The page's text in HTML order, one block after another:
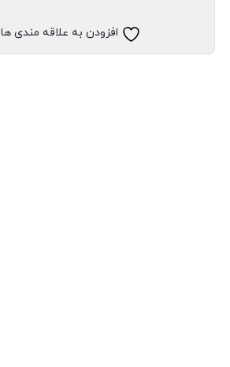
افزودن به علاقه مندی ها